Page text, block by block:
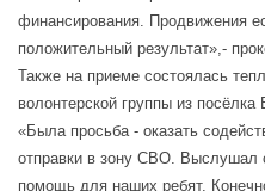
финансирования. Продвижения
положительный результат»,-
Также на приеме состоялась
волонтерской группы из посёлка
«Была просьба - оказать
отправки в зону СВО. Выслушал
помощь для наших ребят.